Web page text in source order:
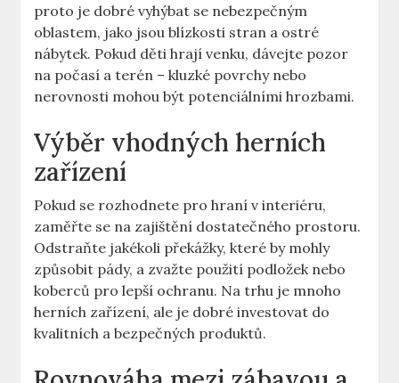
proto je dobré vyhýbat se nebezpečným
oblastem, jako jsou blízkosti stran a ostré
nábytek. Pokud děti hrají venku, dávejte pozor
na počasí a terén – kluzké povrchy nebo
nerovnosti mohou být potenciálními hrozbami.
Výběr vhodných herních
zařízení
Pokud se rozhodnete pro hraní v interiéru,
zaměřte se na zajištění dostatečného prostoru.
Odstraňte jakékoli překážky, které by mohly
způsobit pády, a zvažte použití podložek nebo
koberců pro lepší ochranu. Na trhu je mnoho
herních zařízení, ale je dobré investovat do
kvalitních a bezpečných produktů.